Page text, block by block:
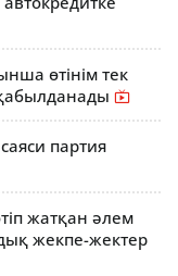
өтінім тек
партия
жатқан әлем
жекпе-жектер